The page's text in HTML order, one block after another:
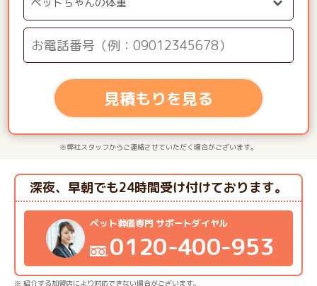
見積もりを見る
※弊社スタッフからご連絡させていただく場合がございます。
ペット葬儀専門 サポートダイヤル
0120-400-953
深夜、早朝でも24時間受け付けております。
※ 紹介する加盟店により対応できない場合がございます。